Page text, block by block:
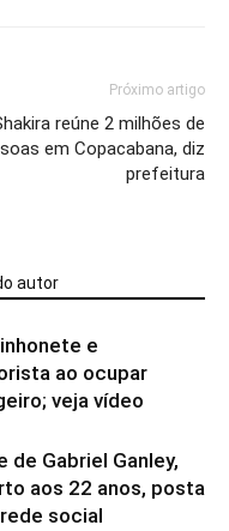
Próximo artigo
reúne 2 milhões de
em Copacabana, diz
prefeitura
autor
e
ao ocupar
veja vídeo
de Gabriel Ganley,
aos 22 anos, posta
social